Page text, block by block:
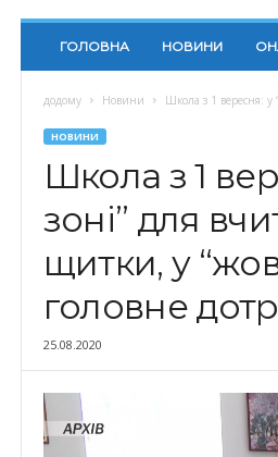
ГОЛОВНА НОВИНИ
додому Новини Школа з 1 вересня: у
НОВИНИ
Школа з 1
зоні” для
щитки, у
головне
25.08.2020